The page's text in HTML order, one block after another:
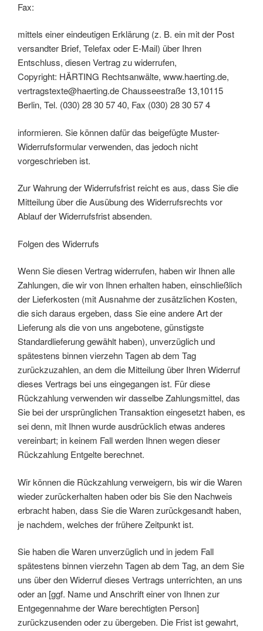
Fax:
mittels einer eindeutigen Erklärung (z. B. ein mit der Post
versandter Brief, Telefax oder E-Mail) über Ihren
Entschluss, diesen Vertrag zu widerrufen,
Copyright: HÄRTING Rechtsanwälte, www.haerting.de,
vertragstexte@haerting.de Chausseestraße 13,10115
Berlin, Tel. (030) 28 30 57 40, Fax (030) 28 30 57 4
informieren. Sie können dafür das beigefügte Muster-
Widerrufsformular verwenden, das jedoch nicht
vorgeschrieben ist.
Zur Wahrung der Widerrufsfrist reicht es aus, dass Sie die
Mitteilung über die Ausübung des Widerrufsrechts vor
Ablauf der Widerrufsfrist absenden.
Folgen des Widerrufs
Wenn Sie diesen Vertrag widerrufen, haben wir Ihnen alle
Zahlungen, die wir von Ihnen erhalten haben, einschließlich
der Lieferkosten (mit Ausnahme der zusätzlichen Kosten,
die sich daraus ergeben, dass Sie eine andere Art der
Lieferung als die von uns angebotene, günstigste
Standardlieferung gewählt haben), unverzüglich und
spätestens binnen vierzehn Tagen ab dem Tag
zurückzuzahlen, an dem die Mitteilung über Ihren Widerruf
dieses Vertrags bei uns eingegangen ist. Für diese
Rückzahlung verwenden wir dasselbe Zahlungsmittel, das
Sie bei der ursprünglichen Transaktion eingesetzt haben, es
sei denn, mit Ihnen wurde ausdrücklich etwas anderes
vereinbart; in keinem Fall werden Ihnen wegen dieser
Rückzahlung Entgelte berechnet.
Wir können die Rückzahlung verweigern, bis wir die Waren
wieder zurückerhalten haben oder bis Sie den Nachweis
erbracht haben, dass Sie die Waren zurückgesandt haben,
je nachdem, welches der frühere Zeitpunkt ist.
Sie haben die Waren unverzüglich und in jedem Fall
spätestens binnen vierzehn Tagen ab dem Tag, an dem Sie
uns über den Widerruf dieses Vertrags unterrichten, an uns
oder an [ggf. Name und Anschrift einer von Ihnen zur
Entgegennahme der Ware berechtigten Person]
zurückzusenden oder zu übergeben. Die Frist ist gewahrt,